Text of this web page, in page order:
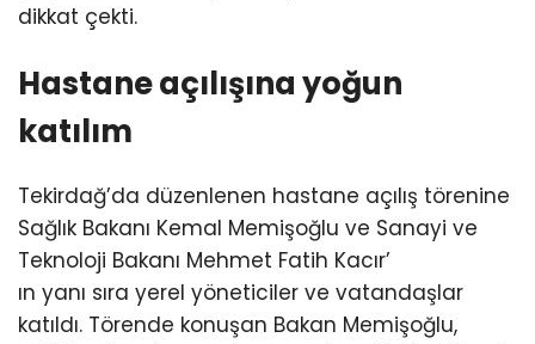
dikkat çekti.
Hastane açılışına yoğun
katılım
Tekirdağ’da düzenlenen hastane açılış törenine
Sağlık Bakanı Kemal Memişoğlu ve Sanayi ve
Teknoloji Bakanı Mehmet Fatih Kacır’
ın yanı sıra yerel yöneticiler ve vatandaşlar
katıldı. Törende konuşan Bakan Memişoğlu,